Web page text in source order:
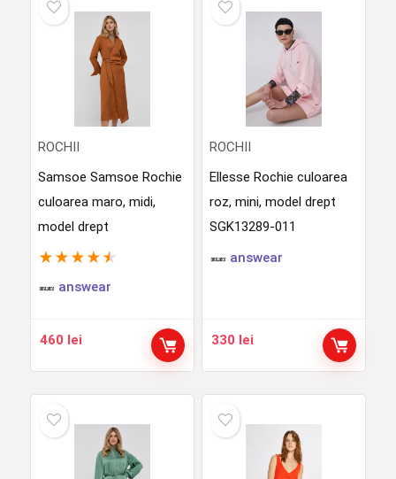
ROCHII
Samsoe Samsoe Rochie
culoarea maro, midi,
model drept
★ ★ ★ ★ ★
answear
460 lei
ROCHII
Ellesse Rochie culoarea
roz, mini, model drept
SGK13289-011
answear
330 lei